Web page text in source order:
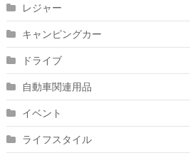
レジャー
キャンピングカー
ドライブ
自動車関連用品
イベント
ライフスタイル